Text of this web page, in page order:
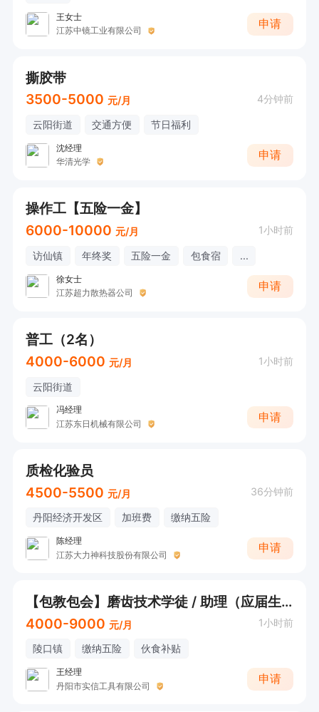
王女士
江苏中镜工业有限公司
申请
撕胶带
3500-5000 元/月 4分钟前
云阳街道 交通方便 节日福利
沈经理
华清光学
申请
操作工【五险一金】
6000-10000 元/月 1小时前
访仙镇 年终奖 五险一金 包食宿 ...
徐女士
江苏超力散热器公司
申请
普工（2名）
4000-6000 元/月 1小时前
云阳街道
冯经理
江苏东日机械有限公司
申请
质检化验员
4500-5500 元/月 36分钟前
丹阳经济开发区 加班费 缴纳五险
陈经理
江苏大力神科技股份有限公司
申请
【包教包会】磨齿技术学徒 / 助理（应届生优先）
4000-9000 元/月 1小时前
陵口镇 缴纳五险 伙食补贴
王经理
丹阳市实信工具有限公司
申请